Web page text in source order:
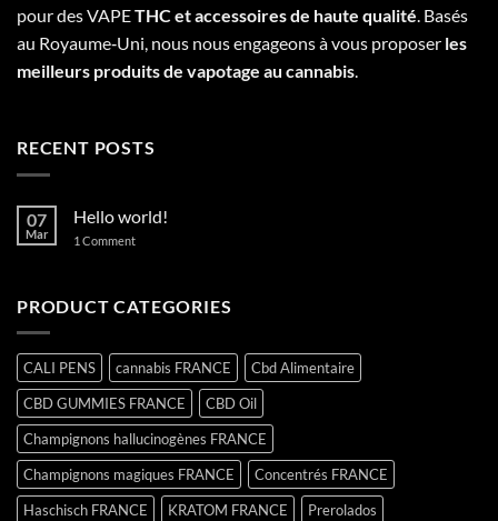
pour des VAPETHC et accessoires de haute qualité . Basés
au Royaume‑Uni, nous nous engageons à vous proposer les
meilleurs produits de vapotage au cannabis
RECENT POSTS
07
Mar
Hello world!
1 Commenton
PRODUCT CATEGORIES
CALI PENS cannabis FRANCE
Cbd Alimentaire
CBD GUMMIES FRANCE
CBD Oil
Champignons hallucinogènes FRANCE
Champignons magiques FRANCE
Concentrés FRANCE
Haschisch FRANCE
KRATOM FRANCE
Prerolados